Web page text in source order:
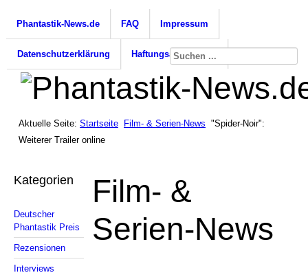
Phantastik-News.de FAQ Impressum
Datenschutzerklärung Haftungsausschluss
Aktuelle Seite: Startseite Film- & Serien-News "Spider-Noir":
Weiterer Trailer online
Kategorien
Deutscher
Phantastik Preis
Rezensionen
Interviews
Film- &
Serien-News